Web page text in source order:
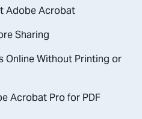
Adobe Acrobat
Sharing
Online Without Printing or
Acrobat Pro for PDF